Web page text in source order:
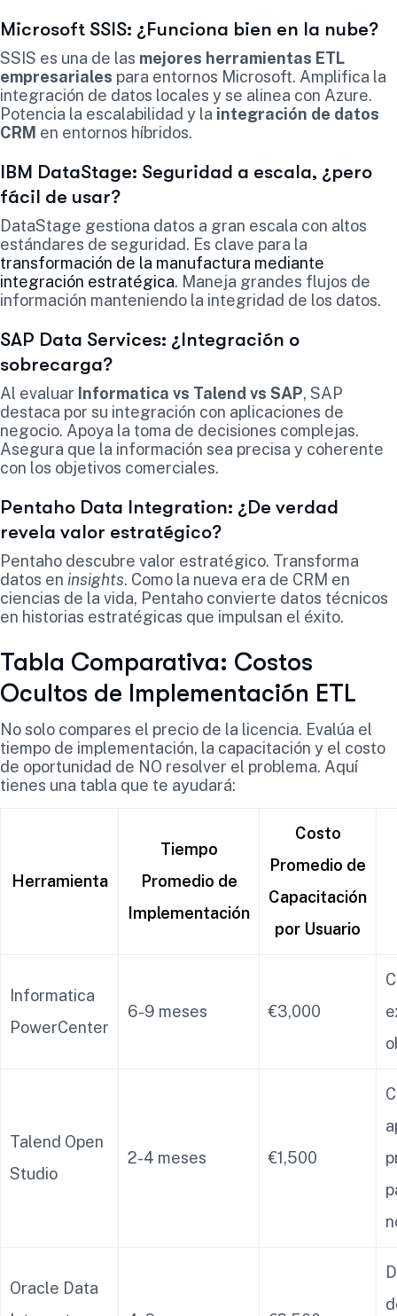
Microsoft SSIS: ¿Funciona bien en la nube?
SSIS es una de las mejores herramientas ETL
empresariales para entornos Microsoft. Amplifica la
integración de datos locales y se alinea con Azure.
Potencia la escalabilidad y la integración de datos
CRM en entornos híbridos.
IBM DataStage: Seguridad a escala, ¿pero
fácil de usar?
DataStage gestiona datos a gran escala con altos
estándares de seguridad. Es clave para la
transformación de la manufactura mediante
integración estratégica. Maneja grandes flujos de
información manteniendo la integridad de los datos.
SAP Data Services: ¿Integración o
sobrecarga?
Al evaluar Informatica vs Talend vs SAP, SAP
destaca por su integración con aplicaciones de
negocio. Apoya la toma de decisiones complejas.
Asegura que la información sea precisa y coherente
con los objetivos comerciales.
Pentaho Data Integration: ¿De verdad
revela valor estratégico?
Pentaho descubre valor estratégico. Transforma
datos en insights. Como la nueva era de CRM en
ciencias de la vida, Pentaho convierte datos técnicos
en historias estratégicas que impulsan el éxito.
Tabla Comparativa: Costos
Ocultos de Implementación ETL
No solo compares el precio de la licencia. Evalúa el
tiempo de implementación, la capacitación y el costo
de oportunidad de NO resolver el problema. Aquí
tienes una tabla que te ayudará:
Herramienta
Tiempo
Promedio de
Implementación
Costo
Promedio de
Capacitación
por Usuario
Informatica
PowerCenter
6-9 meses €3,000
Talend Open
Studio
2-4 meses €1,500
Oracle Data